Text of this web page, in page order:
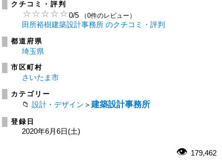
クチコミ・評判
0/5 （0件のレビュー）
田所裕樹建築設計事務所 のクチコミ・評判
都道府県
埼玉県
市区町村
さいたま市
カテゴリー
設計・デザイン ＞ 建築設計事務所
登録日
2020年6月6日(土)
179,462